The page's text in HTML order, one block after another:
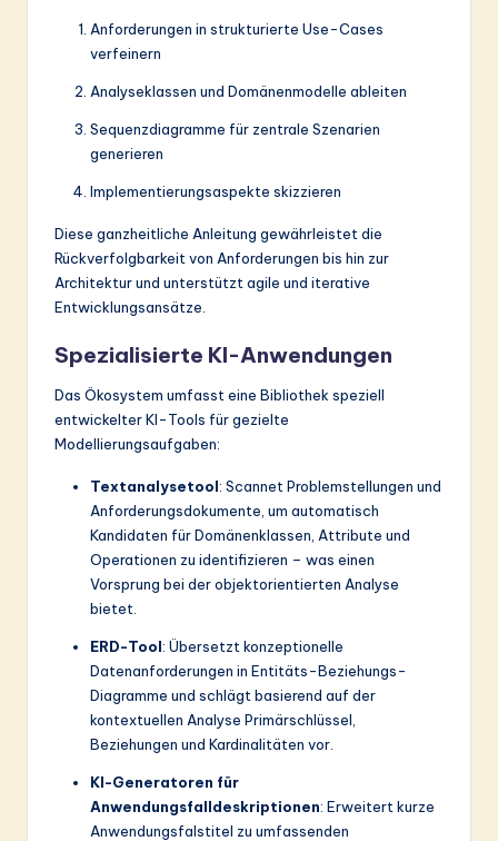
Anforderungen in strukturierte Use-Cases
verfeinern
Analyseklassen und Domänenmodelle ableiten
Sequenzdiagramme für zentrale Szenarien
generieren
Implementierungsaspekte skizzieren
Diese ganzheitliche Anleitung gewährleistet die
Rückverfolgbarkeit von Anforderungen bis hin zur
Architektur und unterstützt agile und iterative
Entwicklungsansätze.
Spezialisierte KI-Anwendungen
Das Ökosystem umfasst eine Bibliothek speziell
entwickelter KI-Tools für gezielte
Modellierungsaufgaben:
Textanalysetool: Scannet Problemstellungen und
Anforderungsdokumente, um automatisch
Kandidaten für Domänenklassen, Attribute und
Operationen zu identifizieren – was einen
Vorsprung bei der objektorientierten Analyse
bietet.
ERD-Tool: Übersetzt konzeptionelle
Datenanforderungen in Entitäts-Beziehungs-
Diagramme und schlägt basierend auf der
kontextuellen Analyse Primärschlüssel,
Beziehungen und Kardinalitäten vor.
KI-Generatoren für
Anwendungsfalldeskriptionen: Erweitert kurze
Anwendungsfalstitel zu umfassenden